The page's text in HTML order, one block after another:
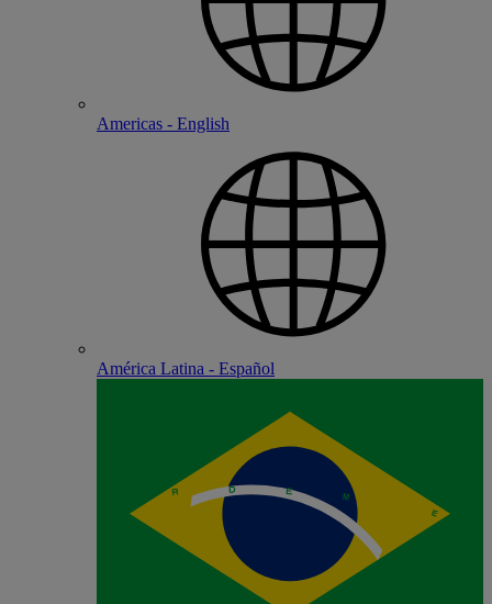
Americas - English
América Latina - Español